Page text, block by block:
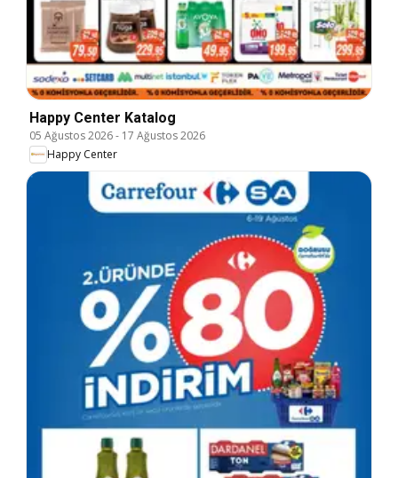
Happy Center Katalog
05 Ağustos 2026- 17 Ağustos 2026
Happy Center